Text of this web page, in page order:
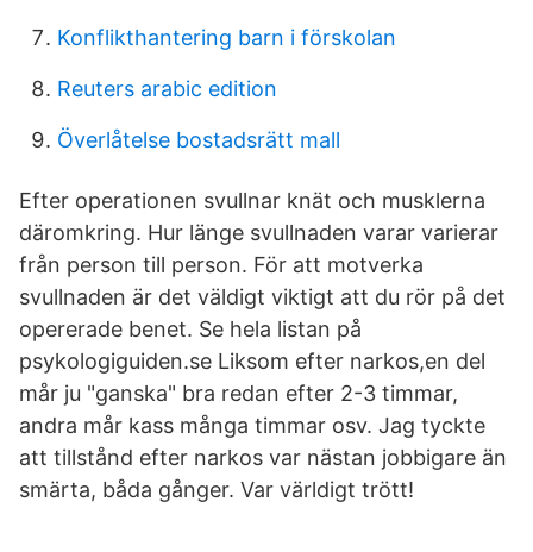
Konflikthantering barn i förskolan
Reuters arabic edition
Överlåtelse bostadsrätt mall
Efter operationen svullnar knät och musklerna
däromkring. Hur länge svullnaden varar varierar
från person till person. För att motverka
svullnaden är det väldigt viktigt att du rör på det
opererade benet. Se hela listan på
psykologiguiden.se Liksom efter narkos,en del
mår ju "ganska" bra redan efter 2-3 timmar,
andra mår kass många timmar osv. Jag tyckte
att tillstånd efter narkos var nästan jobbigare än
smärta, båda gånger. Var världigt trött!